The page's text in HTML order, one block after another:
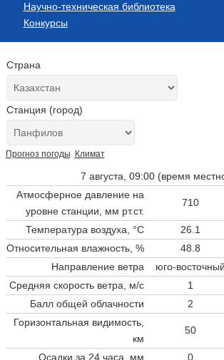
Научно-техническая библиотека
Конкурсы
Страна
Станция (город)
Прогноз погоды Климат
7 августа, 09:00 (время
Атмосферное давление на
уровне станции, мм рт.ст.
710
Температура воздуха, °C
26.1
Относительная влажность, %
48.8
Направление ветра
юго-восточный
Средняя скорость ветра, м/с
1
Балл общей облачности
2
Горизонтальная видимость,
км
50
Осадки за 24 часа, мм 0